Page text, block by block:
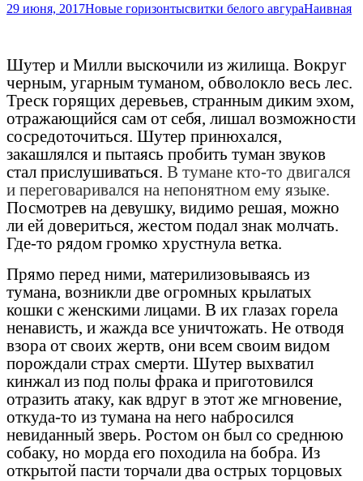
29 июня, 2017Новые горизонтысвитки белого авгураНаивная
Шутер и Милли выскочили из жилища. Вокруг
черным, угарным туманом, обволокло весь лес.
Треск горящих деревьев, странным диким эхом,
отражающийся сам от себя, лишал возможности
сосредоточиться. Шутер принюхался,
закашлялся и пытаясь пробить туман звуков
стал прислушиваться. В тумане кто-то двигался
и переговаривался на непонятном ему языке.
Посмотрев на девушку, видимо решая, можно
ли ей довериться, жестом подал знак молчать.
Где-то рядом громко хрустнула ветка.
Прямо перед ними, материлизовываясь из
тумана, возникли две огромных крылатых
кошки с женскими лицами. В их глазах горела
ненависть, и жажда все уничтожать. Не отводя
взора от своих жертв, они всем своим видом
порождали страх смерти. Шутер выхватил
кинжал из под полы фрака и приготовился
отразить атаку, как вдруг в этот же мгновение,
откуда-то из тумана на него набросился
невиданный зверь. Ростом он был со среднюю
собаку, но морда его походила на бобра. Из
открытой пасти торчали два острых торцовых